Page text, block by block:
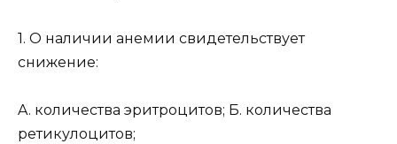
1. О наличии анемии свидетельствует
снижение:
A. количества эритроцитов; Б. количества
ретикулоцитов;